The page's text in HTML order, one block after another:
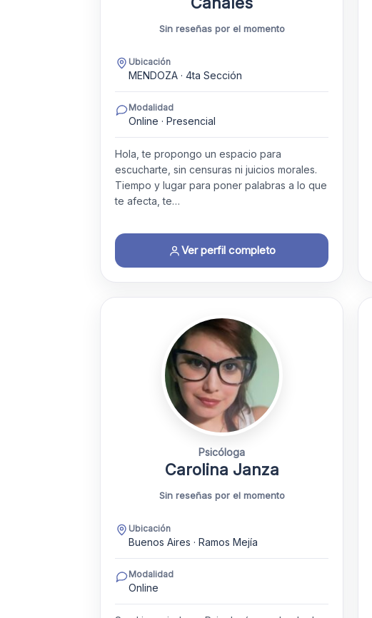
Sin reseñas por el momento
Ubicación
MENDOZA · 4ta Sección
Modalidad
Online · Presencial
Hola, te propongo un espacio para
escucharte, sin censuras ni juicios morales.
Tiempo y lugar para poner palabras a lo que
te afecta, te…
Ver perfil completo
Psicóloga
Carolina Janza
Sin reseñas por el momento
Ubicación
Buenos Aires · Ramos Mejía
Modalidad
Online